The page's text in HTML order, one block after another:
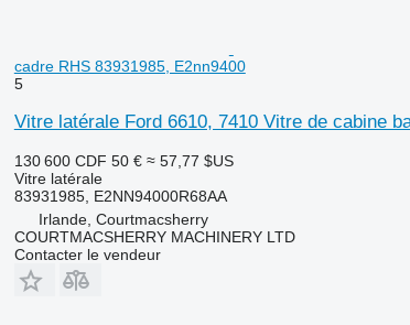
cadre RHS 83931985, E2nn9400
5
Vitre latérale Ford 6610, 7410 Vitre de cabine
130 600 CDF 50 € ≈ 57,77 $US
Vitre latérale
83931985, E2NN94000R68AA
Irlande, Courtmacsherry
COURTMACSHERRY MACHINERY LTD
Contacter le vendeur